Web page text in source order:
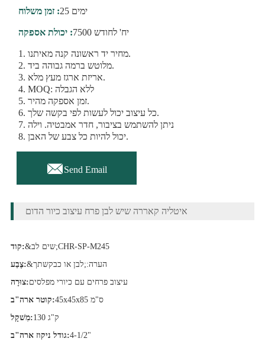
זמן משלוח : 25 ימים
יכולת אספקה : 7500 יח' לחודש
1. מחיר יד ראשונה קנה מאיתנו.
2. מלוטש ברמה גבוהה ביד.
3. אריזת ארגז מעץ מלא.
4. MOQ: ללא הגבלה
5. זמן אספקה ​​מהיר.
6. כל עיצוב יכול לעשות לפי בקשה שלך.
7. ניתן להשתמש בציבור, חדר אמבטיה. וילה
8. יכול להיות כל צבע של האבן.
Send Email
איטליה קאררה שיש לבן פרח עיצוב כיור הדום
קוד:
&שים לב;CHR-SP-M245
צֶבַע:
&הערה:;לבן או כבקשתך
צוּרָה:עיצוב פרחים עם כיורי מפלסים
קוטר ארה"ב:
45x45x85 ס"מ
מִשׁקָל:
130 ק"ג
גודל ניקוז ארה"ב:4-1/2"